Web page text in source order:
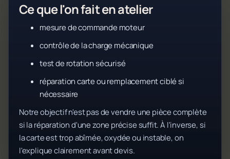
Ce que l'on fait en atelier
mesure de commande moteur
contrôle de la charge mécanique
test de rotation sécurisé
réparation carte ou remplacement ciblé si
nécessaire
Notre objectif n'est pas de vendre une pièce complète
si la réparation d'une zone précise suffit. À l'inverse, si
la carte est trop abîmée, oxydée ou instable, on
l'explique clairement avant devis.